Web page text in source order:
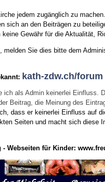
jedem zugänglich zu
sich an den Beiträgen zu
Gewähr für die Aktualität,
Sie dies bitte dem
kath-zdw.ch/forum
als Admin keinerlei
Beitrag, die Meinung des
dass er keinerlei Einfluss auf
Seiten und macht sich diese
- Webseiten für Kinder: